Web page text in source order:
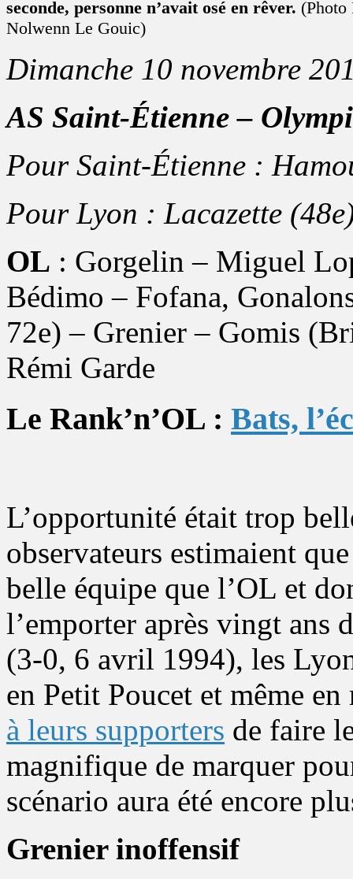
seconde, personne n’avait osé en rêver. (Photo
Nolwenn Le Gouic)
Dimanche 10 novembre
AS Saint-Étienne –
Pour Saint-Étienne :
Pour Lyon : Lacazette
OL : Gorgelin – Miguel
Bédimo – Fofana,
72e) – Grenier – Gomis
Rémi Garde
Le Rank’n’OL : Bats,
L’opportunité était trop
observateurs estimaient
belle équipe que l’OL et
l’emporter après vingt ans
(3-0, 6 avril 1994), les
en Petit Poucet et même
à leurs supporters de faire
magnifique de marquer
scénario aura été encore
Grenier inoffensif